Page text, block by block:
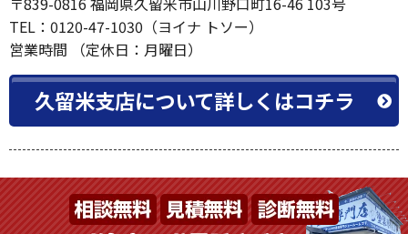
TEL：0120-47-1030（ヨイナ トソー）
営業時間 （定休日：月曜日）
久留米支店について詳しくはコチラ